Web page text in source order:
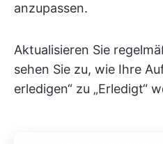
anzupassen.
Aktualisieren Sie
sehen Sie zu, wie Ihre
erledigen“ zu „Erledigt“